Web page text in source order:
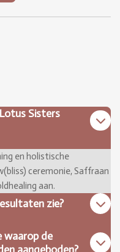
Sisters
en holistische
ceremonie, Saffraan
aan.
zie?
waarop de